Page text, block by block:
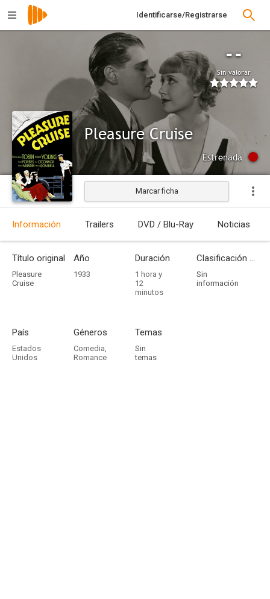
Identificarse/Registrarse
--
Sin valorar
Pleasure Cruise
Estrenada
Marcar ficha
Información Trailers DVD / Blu-Ray Noticias
Título original
Pleasure
Cruise
Año
1933
Duración
1 hora y
12
minutos
Clasificación por edades
Sin
información
País
Estados
Unidos
Géneros
Comedia,
Romance
Temas
Sin
temas